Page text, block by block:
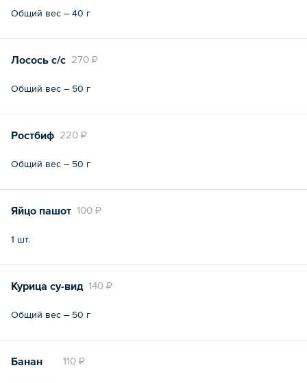
Общий вес – 40 г
270 ₽
Лосось с/с
Общий вес – 50 г
220 ₽
Ростбиф
Общий вес – 50 г
100 ₽
Яйцо пашот
1 шт.
140 ₽
Курица су-вид
Общий вес – 50 г
110 ₽
Банан